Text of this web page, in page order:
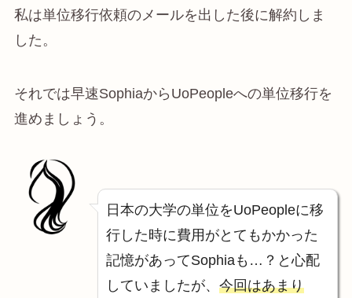
私は単位移行依頼のメールを出した後に解約しま
した。
それでは早速SophiaからUoPeopleへの単位移行を
進めましょう。
日本の大学の単位をUoPeopleに移
行した時に費用がとてもかかった
記憶があってSophiaも…？と心配
していましたが、 今回はあまり